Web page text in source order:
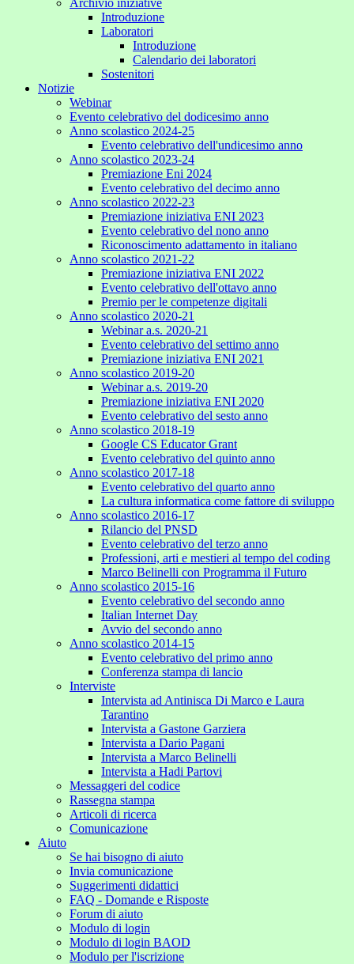
Archivio iniziative
Introduzione
Laboratori
Introduzione
Calendario dei laboratori
Sostenitori
Notizie
Webinar
Evento celebrativo del dodicesimo anno
Anno scolastico 2024-25
Evento celebrativo dell'undicesimo anno
Anno scolastico 2023-24
Premiazione Eni 2024
Evento celebrativo del decimo anno
Anno scolastico 2022-23
Premiazione iniziativa ENI 2023
Evento celebrativo del nono anno
Riconoscimento adattamento in italiano
Anno scolastico 2021-22
Premiazione iniziativa ENI 2022
Evento celebrativo dell'ottavo anno
Premio per le competenze digitali
Anno scolastico 2020-21
Webinar a.s. 2020-21
Evento celebrativo del settimo anno
Premiazione iniziativa ENI 2021
Anno scolastico 2019-20
Webinar a.s. 2019-20
Premiazione iniziativa ENI 2020
Evento celebrativo del sesto anno
Anno scolastico 2018-19
Google CS Educator Grant
Evento celebrativo del quinto anno
Anno scolastico 2017-18
Evento celebrativo del quarto anno
La cultura informatica come fattore di sviluppo
Anno scolastico 2016-17
Rilancio del PNSD
Evento celebrativo del terzo anno
Professioni, arti e mestieri al tempo del coding
Marco Belinelli con Programma il Futuro
Anno scolastico 2015-16
Evento celebrativo del secondo anno
Italian Internet Day
Avvio del secondo anno
Anno scolastico 2014-15
Evento celebrativo del primo anno
Conferenza stampa di lancio
Interviste
Intervista ad Antinisca Di Marco e Laura
Tarantino
Intervista a Gastone Garziera
Intervista a Dario Pagani
Intervista a Marco Belinelli
Intervista a Hadi Partovi
Messaggeri del codice
Rassegna stampa
Articoli di ricerca
Comunicazione
Aiuto
Se hai bisogno di aiuto
Invia comunicazione
Suggerimenti didattici
FAQ - Domande e Risposte
Forum di aiuto
Modulo di login
Modulo di login BAOD
Modulo per l'iscrizione